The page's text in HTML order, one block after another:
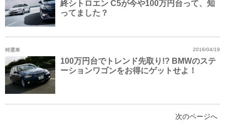
終シトロエン C5が今や100万円台って、知
ってました？
特選車 2016/04/19
100万円台でトレンド先取り!? BMWのステ
ーションワゴンをお得にゲットせよ！
次のページへ